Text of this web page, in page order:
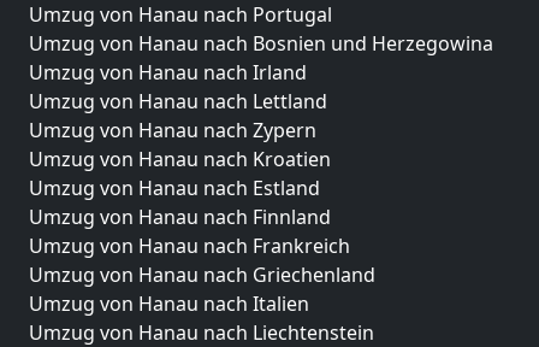
Umzug von Hanau nach Portugal
Umzug von Hanau nach Bosnien und Herzegowina
Umzug von Hanau nach Irland
Umzug von Hanau nach Lettland
Umzug von Hanau nach Zypern
Umzug von Hanau nach Kroatien
Umzug von Hanau nach Estland
Umzug von Hanau nach Finnland
Umzug von Hanau nach Frankreich
Umzug von Hanau nach Griechenland
Umzug von Hanau nach Italien
Umzug von Hanau nach Liechtenstein